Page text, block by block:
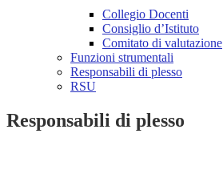
Collegio Docenti
Consiglio d’Istituto
Comitato di valutazione
Funzioni strumentali
Responsabili di plesso
RSU
Responsabili di plesso